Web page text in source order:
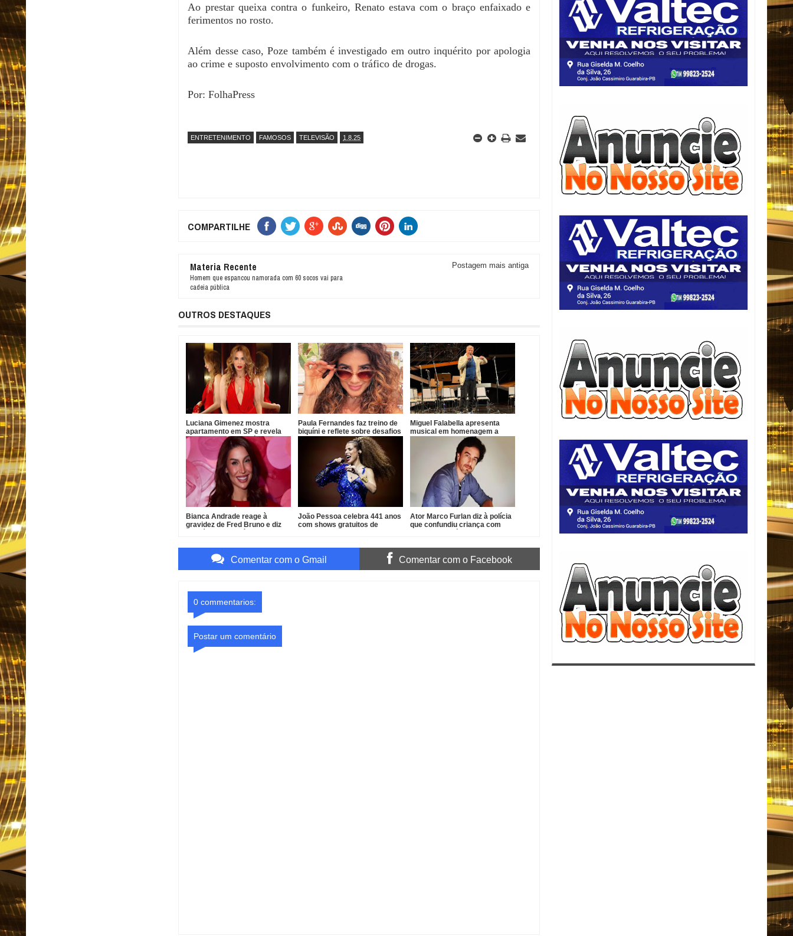
Ao prestar queixa contra o funkeiro, Renato estava com o braço enfaixado e
ferimentos no rosto.
Além desse caso, Poze também é investigado em outro inquérito por apologia
ao crime e suposto envolvimento com o tráfico de drogas.
Por: FolhaPress
ENTRETENIMENTO FAMOSOS TELEVISÃO 1.8.25
COMPARTILHE
Materia Recente
Homem que espancou namorada com 60 socos vai para
cadeia pública
Postagem mais antiga
OUTROS DESTAQUES
Luciana Gimenez mostra
apartamento em SP e revela
vista para antigo imóvel de
Neymar
Paula Fernandes faz treino de
biquíni e reflete sobre desafios
Miguel Falabella apresenta
musical em homenagem a
Bianca Andrade reage à
gravidez de Fred Bruno e diz
João Pessoa celebra 441 anos
com shows gratuitos de
Ator Marco Furlan diz à polícia
que confundiu criança com
Comentar com o Gmail Comentar com o Facebook
0 commentarios:
Postar um comentário